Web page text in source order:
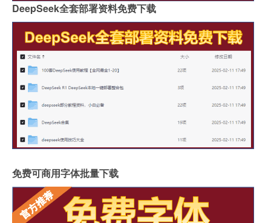
DeepSeek全套部署资料免费下载
免费可商用字体批量下载